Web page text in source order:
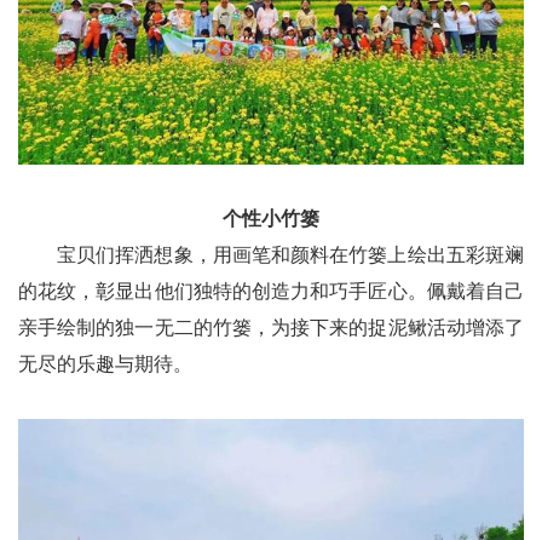
个性小竹篓
宝贝们挥洒想象，用画笔和颜料在竹篓上绘出五彩斑斓
的花纹，彰显出他们独特的创造力和巧手匠心。佩戴着自己
亲手绘制的独一无二的竹篓，为接下来的捉泥鳅活动增添了
无尽的乐趣与期待。